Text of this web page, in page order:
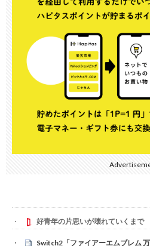
好青年の片思いが壊れていくまで
Switch2「ファイアーエムブレム